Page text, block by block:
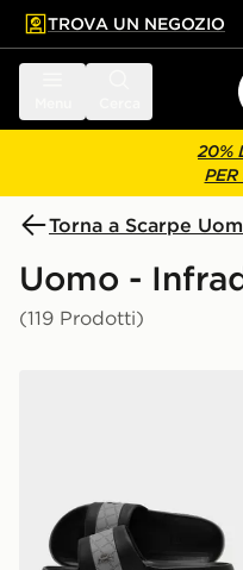
principale
a fondo pagina
TROVA UN NEGOZIO
20%
Torna a Scarpe
Uomo -
(119 Prodotti)